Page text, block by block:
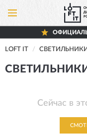
LOFT IT СВЕТИЛЬНИКИ
СВЕТИЛЬНИКИ
Сейчас в